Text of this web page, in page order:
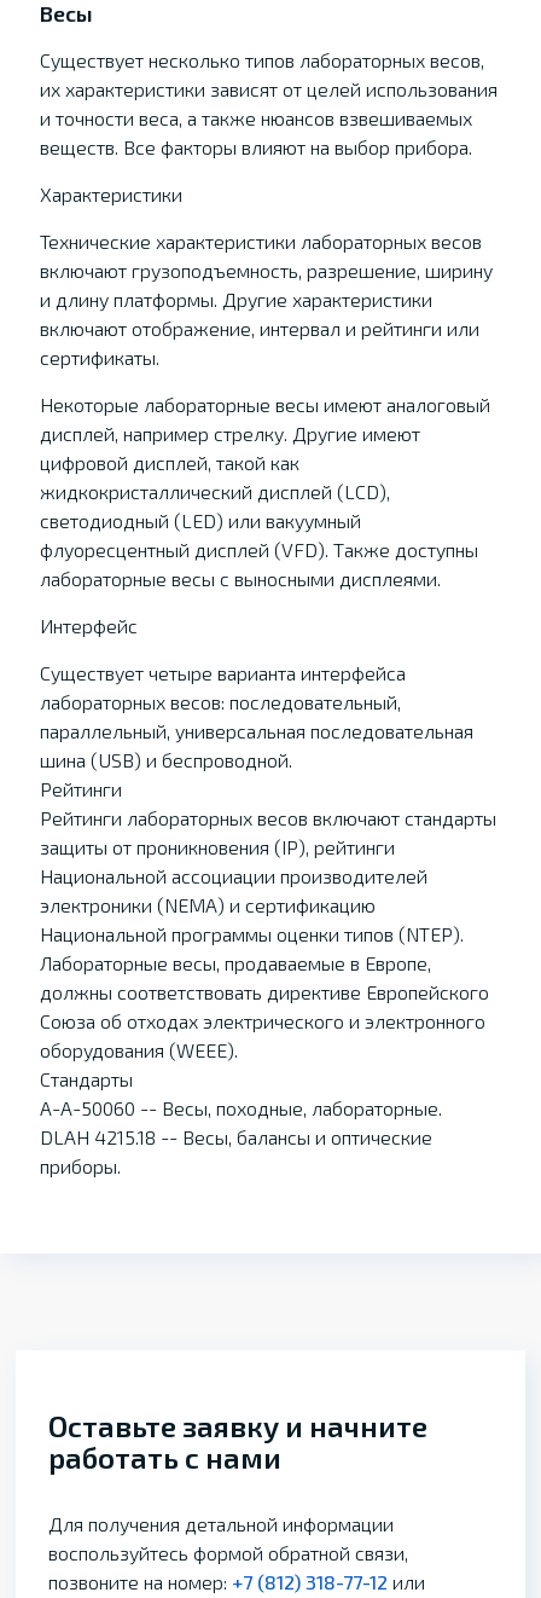
Весы
Существует несколько типов лабораторных весов,
их характеристики зависят от целей использования
и точности веса, а также нюансов взвешиваемых
веществ. Все факторы влияют на выбор прибора.
Характеристики
Технические характеристики лабораторных весов
включают грузоподъемность, разрешение, ширину
и длину платформы. Другие характеристики
включают отображение, интервал и рейтинги или
сертификаты.
Некоторые лабораторные весы имеют аналоговый
дисплей, например стрелку. Другие имеют
цифровой дисплей, такой как
жидкокристаллический дисплей (LCD),
светодиодный (LED) или вакуумный
флуоресцентный дисплей (VFD). Также доступны
лабораторные весы с выносными дисплеями.
Интерфейс
Существует четыре варианта интерфейса
лабораторных весов: последовательный,
параллельный, универсальная последовательная
шина (USB) и беспроводной.
Рейтинги
Рейтинги лабораторных весов включают стандарты
защиты от проникновения (IP), рейтинги
Национальной ассоциации производителей
электроники (NEMA) и сертификацию
Национальной программы оценки типов (NTEP).
Лабораторные весы, продаваемые в Европе,
должны соответствовать директиве Европейского
Союза об отходах электрического и электронного
оборудования (WEEE).
Стандарты
A-A-50060 -- Весы, походные, лабораторные.
DLAH 4215.18 -- Весы, балансы и оптические
приборы.
Оставьте заявку и начните
работать с нами
Для получения детальной информации
воспользуйтесь формой обратной связи,
позвоните на номер: +7 (812) 318-77-12 или